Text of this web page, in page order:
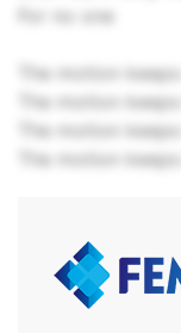
For no one
The motion
The motion
The motion
The motion